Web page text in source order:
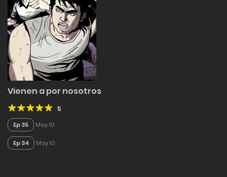
Vienen a por nosotros
5
Ep 35 May 10
Ep 34 May 10